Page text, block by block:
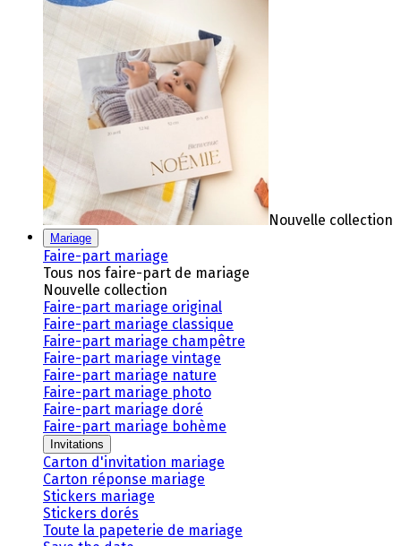
Nouvelle collection
Mariage
Faire-part mariage
Tous nos faire-part de mariage
Nouvelle collection
Faire-part mariage original
Faire-part mariage classique
Faire-part mariage champêtre
Faire-part mariage vintage
Faire-part mariage nature
Faire-part mariage photo
Faire-part mariage doré
Faire-part mariage bohème
Invitations
Carton d'invitation mariage
Carton réponse mariage
Stickers mariage
Stickers dorés
Toute la papeterie de mariage